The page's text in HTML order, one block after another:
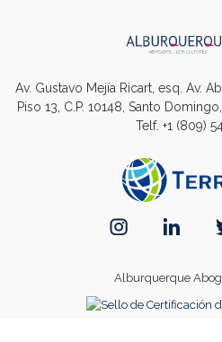
Av. Gustavo Mejía Ricart, esq. Av.
Piso 13, C.P. 10148, Santo
Telf. +1 (809)
Alburquerque